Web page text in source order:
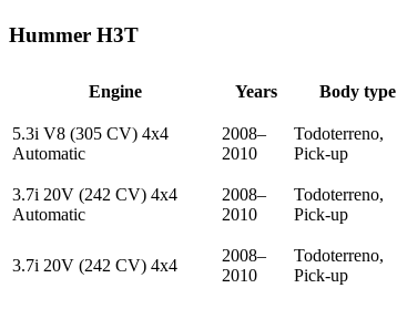
Hummer H3T
Engine Years Body type
5.3i V8 (305 CV) 4x4
Automatic
2008–
2010
Todoterreno,
Pick-up
3.7i 20V (242 CV) 4x4
Automatic
2008–
2010
Todoterreno,
Pick-up
3.7i 20V (242 CV) 4x4
2008–
2010
Todoterreno,
Pick-up